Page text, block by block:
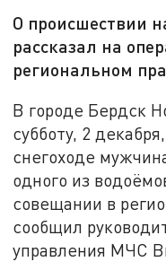
О происшествии
рассказал на
региональном
В городе Бердск
субботу, 2
снегоходе
одного из
совещании в
сообщил
управления МЧС